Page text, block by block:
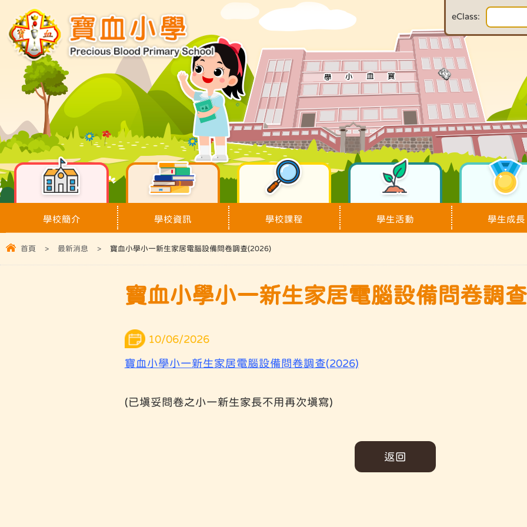
eClass:
學校簡介 學校資訊 學校課程 學生活動 學生成長
首頁 > 最新消息 > 寶血小學小一新生家居電腦設備問卷調查(2026)
寶血小學小一新生家居電腦設備問卷調
10/06/2026
寶血小學小一新生家居電腦設備問卷調查(2026)
(已填妥問卷之小一新生家長不用再次填寫)
返回